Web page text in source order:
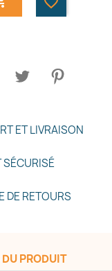
ET LIVRAISON
SÉCURISÉ
DE RETOURS
PRODUIT
liste d'envies